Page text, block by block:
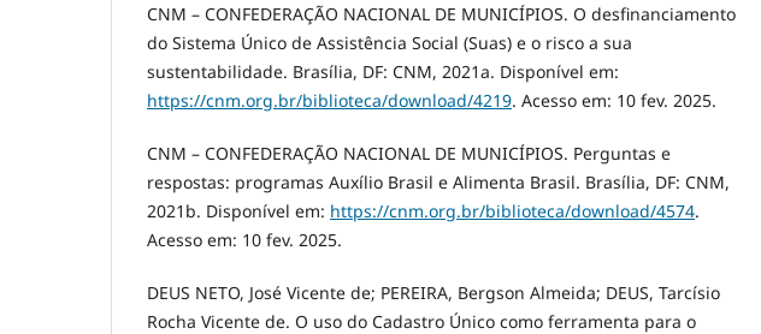
CNM – CONFEDERAÇÃO NACIONAL DE MUNICÍPIOS. O desfinanciamento
do Sistema Único de Assistência Social (Suas) e o risco a sua
sustentabilidade. Brasília, DF: CNM, 2021a. Disponível em:
https://cnm.org.br/biblioteca/download/4219. Acesso em: 10 fev. 2025.
CNM – CONFEDERAÇÃO NACIONAL DE MUNICÍPIOS. Perguntas e
respostas: programas Auxílio Brasil e Alimenta Brasil. Brasília, DF: CNM,
2021b. Disponível em: https://cnm.org.br/biblioteca/download/4574.
Acesso em: 10 fev. 2025.
DEUS NETO, José Vicente de; PEREIRA, Bergson Almeida; DEUS, Tarcísio
Rocha Vicente de. O uso do Cadastro Único como ferramenta para o